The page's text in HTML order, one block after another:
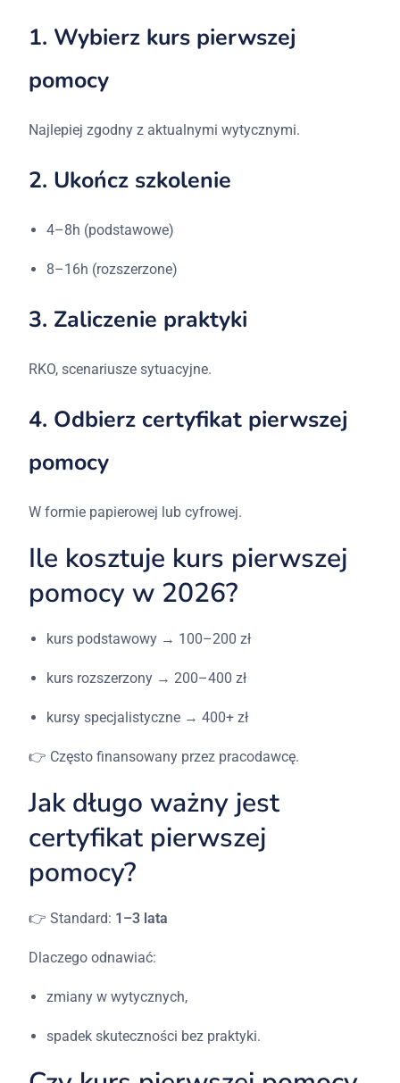
1. Wybierz kurs pierwszej
pomocy
Najlepiejzgodnyz aktualnymiwytycznymi.
2. Ukończ szkolenie
4–8h (podstawowe)
8–16h (rozszerzone)
3. Zaliczenie praktyki
RKO,scenariuszesytuacyjne.
4. Odbierz certyfikat pierwszej
pomocy
Wformie papierowej lubcyfrowej.
Ile kosztuje kurs pierwszej
pomocyw 2026?
kurs podstawowy → 100–200zł
kurs rozszerzony → 200–400zł
kursyspecjalistyczne → 400+zł
👉 Częstofinansowany przez pracodawcę.
Jakdługoważny jest
certyfikat pierwszej
pomocy?
👉Standard: 1–3 lata
Dlaczegoodnawiać:
zmianywwytycznych,
spadekskuteczności bez praktyki.